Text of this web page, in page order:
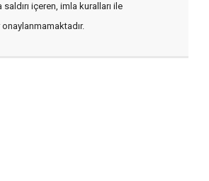
içeren, imla kuralları ile